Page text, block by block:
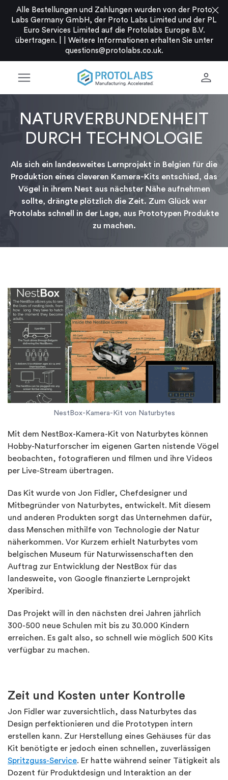
Alle Bestellungen und Zahlungen wurden von der Proto
Labs Germany GmbH, der Proto Labs Limited und der PL
Euro Services Limited auf die Protolabs Europe B.V.
übertragen. |
Weitere Informationen erhalten Sie unter
questions@protolabs.co.uk.
close
menu person
NATURVERBUNDENHEIT
DURCH TECHNOLOGIE
Als sich ein landesweites Lernprojekt in Belgien für die
Produktion eines cleveren Kamera-Kits entschied, das
Vögel in ihrem Nest aus nächster Nähe aufnehmen
sollte, drängte plötzlich die Zeit. Zum Glück war
Protolabs schnell in der Lage, aus Prototypen Produkte
zu machen.
NestBox-Kamera-Kit von Naturbytes
Mit dem NestBox-Kamera-Kit von Naturbytes können
Hobby-Naturforscher im eigenen Garten nistende Vögel
beobachten, fotografieren und filmen und ihre Videos
per Live-Stream übertragen.
Das Kit wurde von Jon Fidler, Chefdesigner und
Mitbegründer von Naturbytes, entwickelt. Mit diesem
und anderen Produkten sorgt das Unternehmen dafür,
dass Menschen mithilfe von Technologie der Natur
näherkommen. Vor Kurzem erhielt Naturbytes vom
belgischen Museum für Naturwissenschaften den
Auftrag zur Entwicklung der NestBox für das
landesweite, von Google finanzierte Lernprojekt
Xperibird.
Das Projekt will in den nächsten drei Jahren jährlich
300-500 neue Schulen mit bis zu 30.000 Kindern
erreichen. Es galt also, so schnell wie möglich 500 Kits
verfügbar zu machen.
Zeit und Kosten unter Kontrolle
Jon Fidler war zuversichtlich, dass Naturbytes das
Design perfektionieren und die Prototypen intern
erstellen kann. Zur Herstellung eines Gehäuses für das
Kit benötigte er jedoch einen schnellen, zuverlässigen
Spritzguss-Service. Er hatte während seiner Tätigkeit als
Dozent für Produktdesign und Interaktion an der